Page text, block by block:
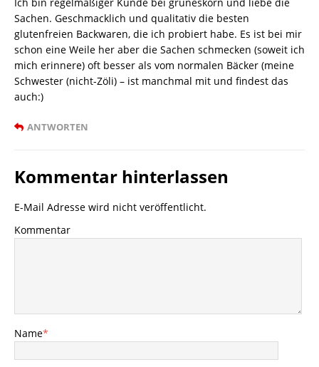
Ich bin regelmäßiger Kunde bei grüneskorn und liebe die
Sachen. Geschmacklich und qualitativ die besten
glutenfreien Backwaren, die ich probiert habe. Es ist bei mir
schon eine Weile her aber die Sachen schmecken (soweit ich
mich erinnere) oft besser als vom normalen Bäcker (meine
Schwester (nicht-Zöli) – ist manchmal mit und findest das
auch:)
ANTWORTEN
Kommentar hinterlassen
E-Mail Adresse wird nicht veröffentlicht.
Kommentar
Name*